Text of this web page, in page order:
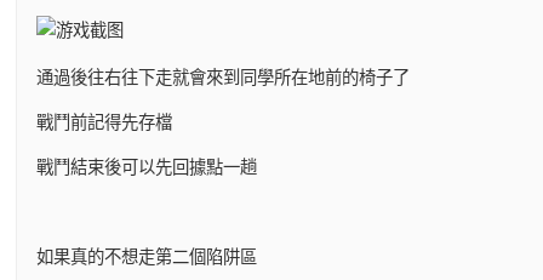
通過後往右往下走就會來到同學所在地前的椅子了
戰鬥前記得先存檔
戰鬥結束後可以先回據點一趟
如果真的不想走第二個陷阱區